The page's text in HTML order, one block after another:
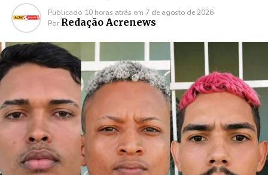
Publicado 10 horas atrás em 7 de agosto de 2026
Por Redação Acrenews